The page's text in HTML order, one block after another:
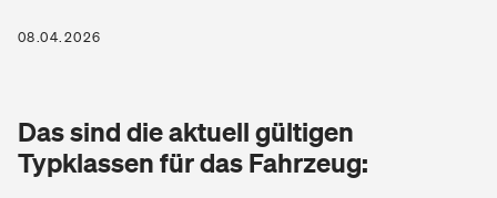
Zur Übersicht
Tools
Glasversicherung
Kinderunfall­ver­si­che­rung
Private Krankenversicherung
Dread-Disease-Versicherung
08.04.2026
Das sind die aktuell gültigen
Typklassen für das Fahrzeug: